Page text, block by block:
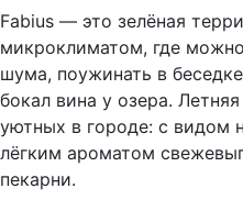
Fabius — это зелёная
микроклиматом, где
шума, поужинать в
бокал вина у озера.
уютных в городе: с видом
лёгким ароматом
пекарни.